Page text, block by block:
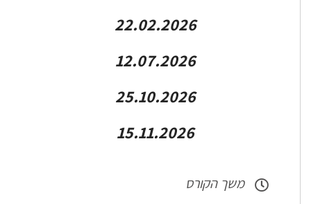
22.02.2026
12.07.2026
25.10.2026
15.11.2026
משך הקורס